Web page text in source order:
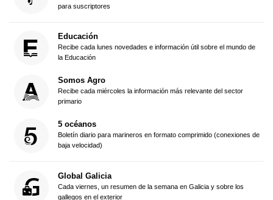
para suscriptores
Educación
Recibe cada lunes novedades e información útil sobre el mundo de
la Educación
Somos Agro
Recibe cada miércoles la información más relevante del sector
primario
5 océanos
Boletín diario para marineros en formato comprimido (conexiones de
baja velocidad)
Global Galicia
Cada viernes, un resumen de la semana en Galicia y sobre los
gallegos en el exterior